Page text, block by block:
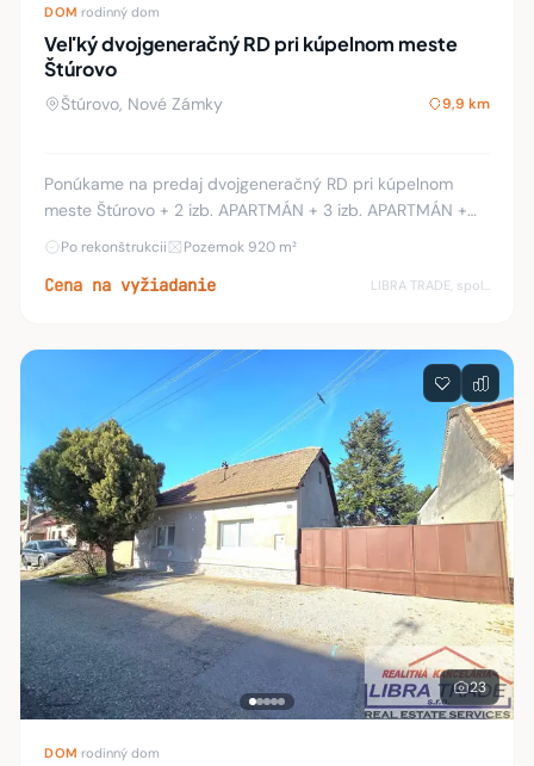
DOM rodinný dom
Veľký dvojgeneračný RD pri kúpelnom meste
Štúrovo
Štúrovo, Nové Zámky 9,9 km
Ponúkame na predaj dvojgeneračný RD pri kúpelnom
meste Štúrovo + 2 izb. APARTMÁN + 3 izb. APARTMÁN +
autoopravárenská dielňa s autolakovňou. Rodinný dom je
Po rekonštrukcii Pozemok 920 m²
Cena na vyžiadanie LIBRA TRADE, spol.s.r.o.
23
DOM rodinný dom